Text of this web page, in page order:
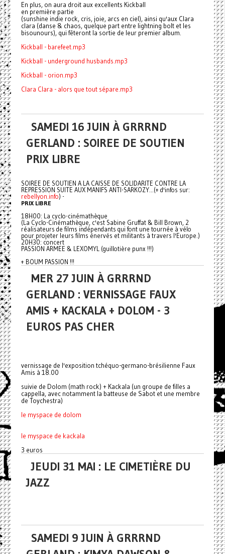
En plus, on aura droit aux excellents Kickball
en première partie
(sunshine indie rock, cris, joie, arcs en ciel), ainsi qu'aux Clara
clara (danse & chaos, quelque part entre lightning bolt et les
bisounours), qui fêteront la sortie de leur premier album.
Kickball - barefeet.mp3
Kickball - underground husbands.mp3
Kickball - orion.mp3
Clara Clara - alors que tout sépare.mp3
SAMEDI 16 JUIN À GRRRND
GERLAND : SOIREE DE SOUTIEN
PRIX LIBRE
SOIREE DE SOUTIEN A LA CAISSE DE SOLIDARITE CONTRE LA
REPRESSION SUITE AUX MANIFS ANTI-SARKOZY...(+ d'infos sur:
rebellyon.info) -
PRIX LIBRE
18H00: La cyclo-cinémathèque
(La Cyclo-Cinémathèque, c'est Sabine Gruffat & Bill Brown, 2
réalisateurs de films indépendants qui font une tournée à vélo
pour projeter leurs films énervés et militants à travers l'Europe.)
20H30: concert
PASSION ARMEE & LEXOMYL (guillotière punx !!!)
+ BOUM PASSION !!!
MER 27 JUIN À GRRRND
GERLAND : VERNISSAGE FAUX
AMIS + KACKALA + DOLOM - 3
EUROS PAS CHER
vernissage de l'exposition tchéquo-germano-brésilienne Faux
Amis à 18.00
suivie de Dolom (math rock) + Kackala (un groupe de filles a
cappella, avec notamment la batteuse de Sabot et une membre
de Toychestra)
le myspace de dolom
le myspace de kackala
3 euros
JEUDI 31 MAI : LE CIMETIÈRE DU
JAZZ
SAMEDI 9 JUIN À GRRRND